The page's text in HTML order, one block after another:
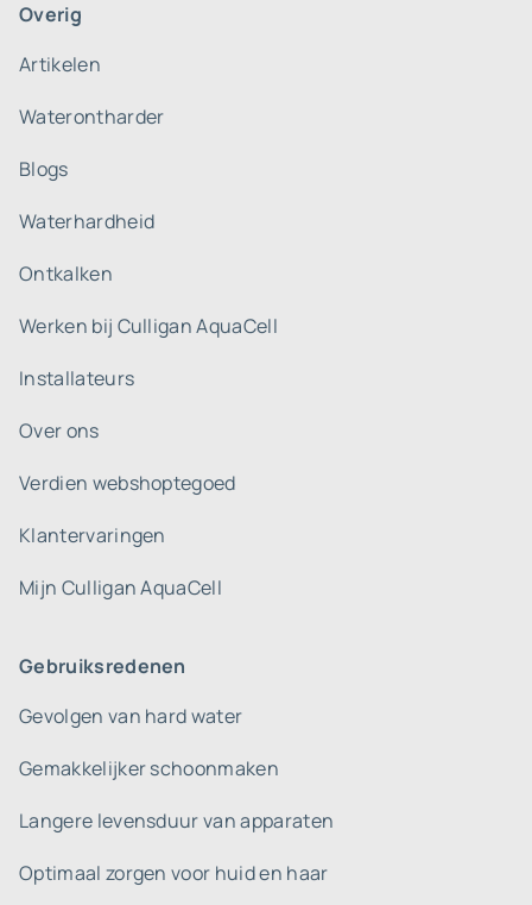
Overig
Artikelen
Waterontharder
Blogs
Waterhardheid
Ontkalken
Werken bij Culligan AquaCell
Installateurs
Over ons
Verdien webshoptegoed
Klantervaringen
Mijn Culligan AquaCell
Gebruiksredenen
Gevolgen van hard water
Gemakkelijker schoonmaken
Langere levensduur van apparaten
Optimaal zorgen voor huid en haar